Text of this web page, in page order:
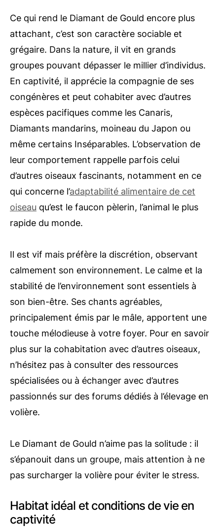
Ce qui rend le Diamant de Gould encore plus
attachant, c’est son caractère sociable et
grégaire. Dans la nature, il vit en grands
groupes pouvant dépasser le millier d’individus.
En captivité, il apprécie la compagnie de ses
congénères et peut cohabiter avec d’autres
espèces pacifiques comme les Canaris,
Diamants mandarins, moineau du Japon ou
même certains Inséparables. L’observation de
leur comportement rappelle parfois celui
d’autres oiseaux fascinants, notamment en ce
qui concerne l’adaptabilité alimentaire de cet
oiseau qu’est le faucon pèlerin, l’animal le plus
rapide du monde.
Il est vif mais préfère la discrétion, observant
calmement son environnement. Le calme et la
stabilité de l’environnement sont essentiels à
son bien-être. Ses chants agréables,
principalement émis par le mâle, apportent une
touche mélodieuse à votre foyer. Pour en savoir
plus sur la cohabitation avec d’autres oiseaux,
n’hésitez pas à consulter des ressources
spécialisées ou à échanger avec d’autres
passionnés sur des forums dédiés à l’élevage en
volière.
Le Diamant de Gould n’aime pas la solitude : il
s’épanouit dans un groupe, mais attention à ne
pas surcharger la volière pour éviter le stress.
Habitat idéal et conditions de vie en
captivité